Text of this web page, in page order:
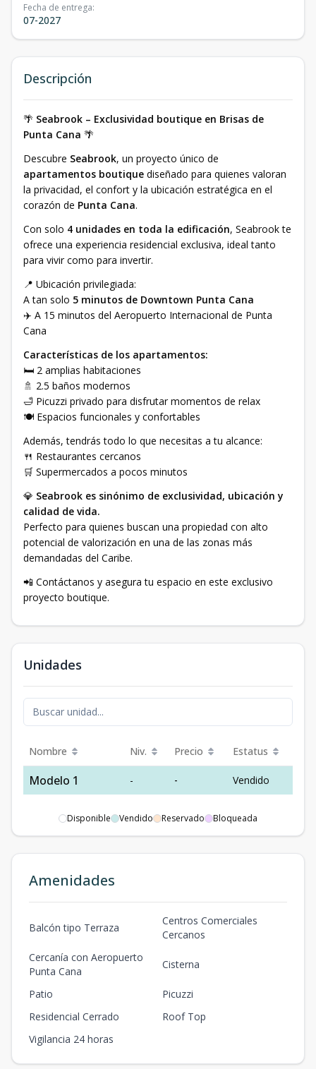
Fecha de entrega:
07-2027
Descripción
🌴 Seabrook – Exclusividad boutique en Brisas de
Punta Cana 🌴
Descubre Seabrook, un proyecto único de
apartamentos boutique diseñado para quienes valoran
la privacidad, el confort y la ubicación estratégica en el
corazón de Punta Cana.
Con solo 4 unidades en toda la edificación, Seabrook te
ofrece una experiencia residencial exclusiva, ideal tanto
para vivir como para invertir.
📍 Ubicación privilegiada:
A tan solo 5 minutos de Downtown Punta Cana
✈️ A 15 minutos del Aeropuerto Internacional de Punta
Cana
Características de los apartamentos:
🛏️ 2 amplias habitaciones
🚿 2.5 baños modernos
🛁 Picuzzi privado para disfrutar momentos de relax
🍽️ Espacios funcionales y confortables
Además, tendrás todo lo que necesitas a tu alcance:
🍴 Restaurantes cercanos
🛒 Supermercados a pocos minutos
💎 Seabrook es sinónimo de exclusividad, ubicación y
calidad de vida.
Perfecto para quienes buscan una propiedad con alto
potencial de valorización en una de las zonas más
demandadas del Caribe.
📲 Contáctanos y asegura tu espacio en este exclusivo
proyecto boutique.
Unidades
Nombre Niv. Precio Estatus
Modelo 1 - - Vendido
Disponible Vendido Reservado Bloqueada
Amenidades
Balcón tipo Terraza
Centros Comerciales
Cercanos
Cercanía con Aeropuerto
Punta Cana
Cisterna
Patio
Picuzzi
Residencial Cerrado
Roof Top
Vigilancia 24 horas